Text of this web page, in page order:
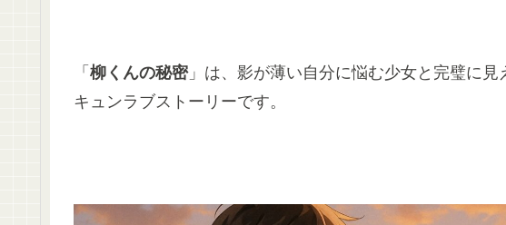
「 柳くんの秘密」は、影が薄い自分に悩む少女と完璧に見
キュンラブストーリーです。